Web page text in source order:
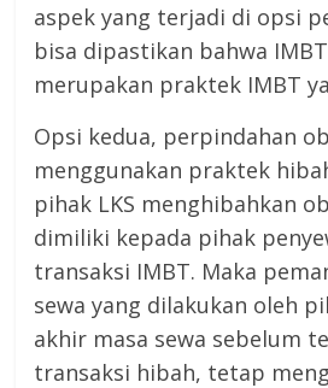
aspek yang terjadi di opsi
bisa dipastikan bahwa
merupakan praktek IMBT
Opsi kedua, perpindahan
menggunakan praktek
pihak LKS menghibahkan
dimiliki kepada pihak
transaksi IMBT. Maka
sewa yang dilakukan oleh
akhir masa sewa sebelum
transaksi hibah, tetap